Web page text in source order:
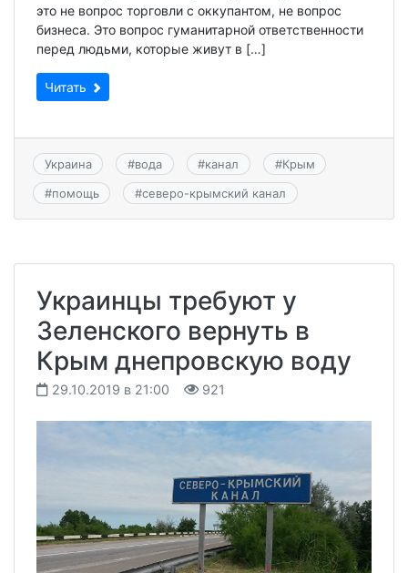
это не вопрос торговли с оккупантом, не вопрос
бизнеса. Это вопрос гуманитарной ответственности
перед людьми, которые живут в […]
Читать
Украина #вода #канал #Крым
#помощь #северо-крымский канал
Украинцы требуют у
Зеленского вернуть в
Крым днепровскую воду
29.10.2019 в 21:00 921